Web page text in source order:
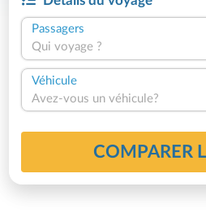
Passagers
Qui voyage ?
Véhicule
Avez-vous un véhicule?
COMPARER